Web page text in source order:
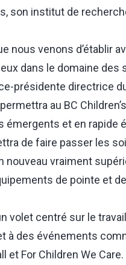
son institut de
nous venons d’établir
dans le domaine des
présidente directrice
au BC
émergents et en rapide
de faire passer les
vraiment
de pointe et
volet centré sur le
à des événements
et For Children We